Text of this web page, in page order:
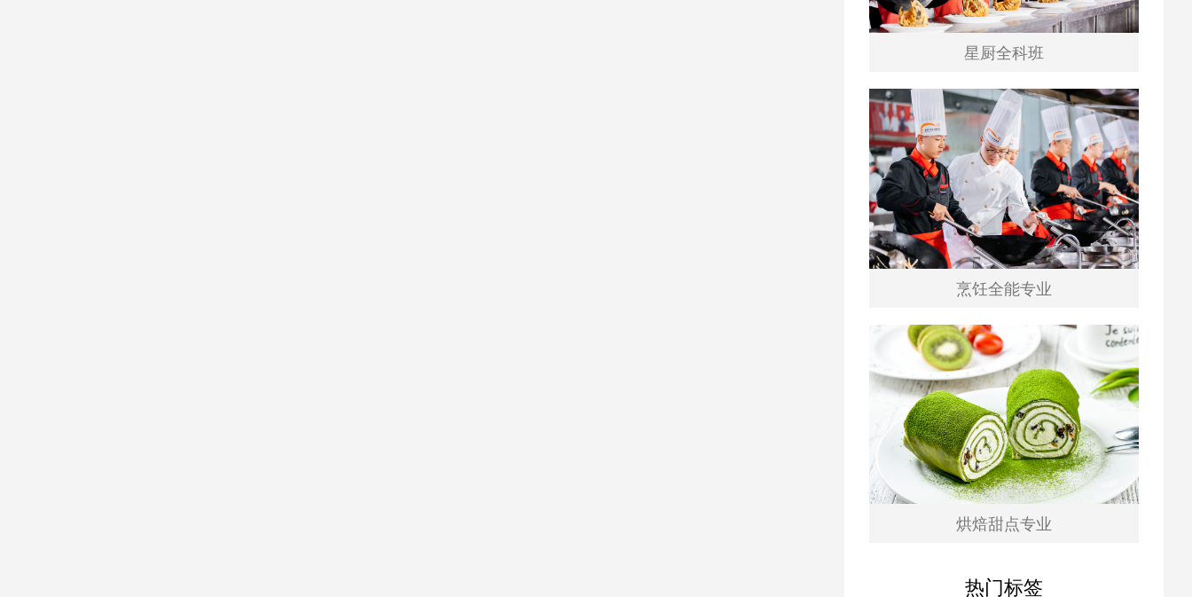
星厨全科班
烹饪全能专业
烘焙甜点专业
热门标签